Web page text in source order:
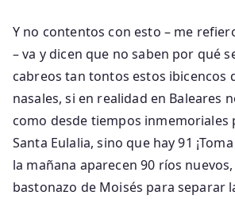
Y no contentos con esto – me
– va y dicen que no saben por qué
cabreos tan tontos estos ibicencos
nasales, si en realidad en Baleares
como desde tiempos inmemoriales
Santa Eulalia, sino que hay 91
la mañana aparecen 90 ríos
bastonazo de Moisés para separar